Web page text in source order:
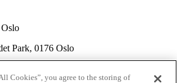
Oslo
Park, 0176 Oslo
Cookies”, you agree to the storing of